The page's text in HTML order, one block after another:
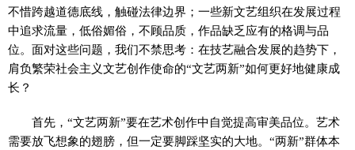
不惜跨越道德底线，触碰法律边界；一些新文艺组织在发展过程
中追求流量，低俗媚俗，不顾品质，作品缺乏应有的格调与品
位。面对这些问题，我们不禁思考：在技艺融合发展的趋势下，
肩负繁荣社会主义文艺创作使命的“文艺两新”如何更好地健康成
长？
首先，“文艺两新”要在艺术创作中自觉提高审美品位。艺术
需要放飞想象的翅膀，但一定要脚踩坚实的大地。“两新”群体本